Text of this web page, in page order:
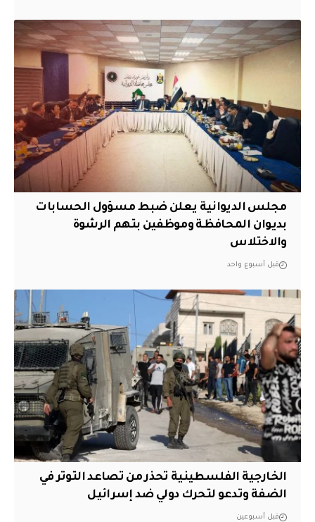
مجلس الديوانية يعلن ضبط مسؤول الحسابات
بديوان المحافظة وموظفين بتهم الرشوة
والاختلاس
قبل أسبوع واحد
الخارجية الفلسطينية تحذر من تصاعد التوتر في
الضفة وتدعو لتحرك دولي ضد إسرائيل
قبل أسبوعين